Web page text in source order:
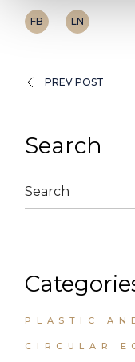
FB LN
PREV POST
Search
PLASTIC
CIRCULAR